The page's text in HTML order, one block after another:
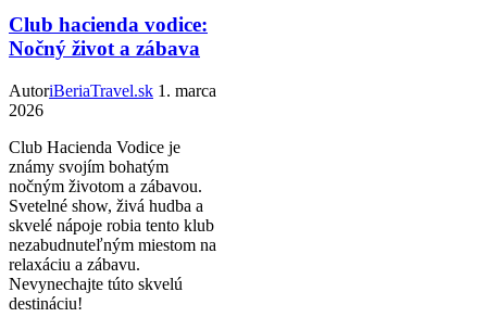
Club hacienda vodice:
Nočný život a zábava
AutoriBeriaTravel.sk 1. marca
2026
Club Hacienda Vodice je
známy svojím bohatým
nočným životom a zábavou.
Svetelné show, živá hudba a
skvelé nápoje robia tento klub
nezabudnuteľným miestom na
relaxáciu a zábavu.
Nevynechajte túto skvelú
destináciu!